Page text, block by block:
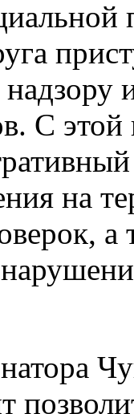
С
на